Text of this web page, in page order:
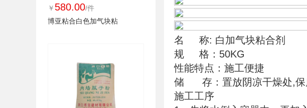
￥ 580.00/件
博亚粘合白色加气块粘
名     称: 白加气块粘合剂
规     格：50KG
性能特点：施工便捷
储      存：置放阴凉干燥处,
施工工序